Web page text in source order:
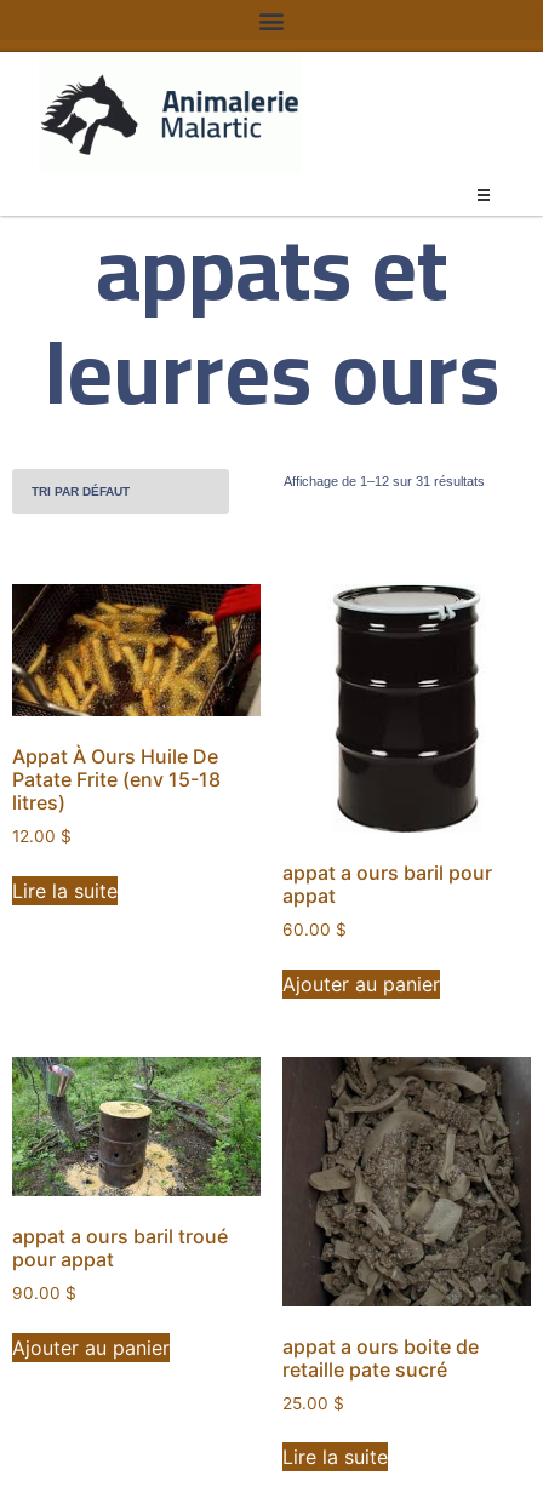
appats et
leurres ours
Affichage de 1–12 sur 31 résultats
Appat À Ours Huile De
Patate Frite (env 15-18
litres)
12.00 $
Lire la suite
appat a ours baril pour
appat
60.00 $
Ajouter au panier
appat a ours baril troué
pour appat
90.00 $
Ajouter au panier
appat a ours boite de
retaille pate sucré
25.00 $
Lire la suite